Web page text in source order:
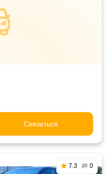
Связаться
7.3 0